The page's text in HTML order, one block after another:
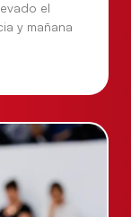
el
y mañana